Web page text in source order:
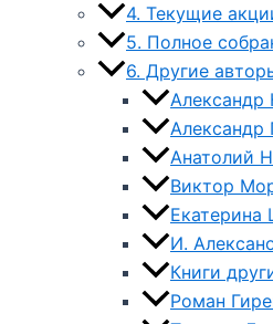
4. Текущие
5. Полное
6. Другие
Александр
Александр
Анатолий
Виктор
Екатерина
И.
Книги
Роман